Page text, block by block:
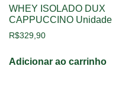
WHEY ISOLADO DUX
CAPPUCCINO Unidade
R$329,90
Adicionar ao carrinho